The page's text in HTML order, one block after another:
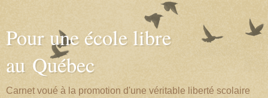
Pour une école libre
au Québec
Carnet voué à la promotion d'une véritable liberté scolaire